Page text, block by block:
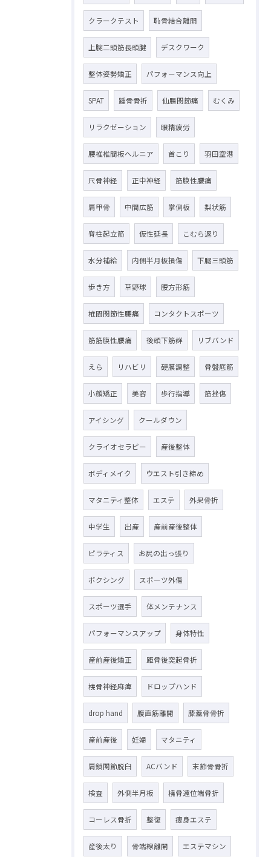
クラークテスト 恥骨結合離開
上腕二頭筋長頭腱 デスクワーク
整体姿勢矯正 パフォーマンス向上
SPAT 踵骨骨折 仙腸関節痛 むくみ
リラクゼーション 眼精疲労
腰椎椎間板ヘルニア 首こり 羽田空港
尺骨神経 正中神経 筋膜性腰痛
肩甲骨 中間広筋 掌側板 梨状筋
脊柱起立筋 仮性延長 こむら返り
水分補給 内側半月板損傷 下腿三頭筋
歩き方 草野球 腰方形筋
椎間関節性腰痛 コンタクトスポーツ
筋筋膜性腰痛 後頭下筋群 リブバンド
えら リハビリ 硬膜調整 骨盤底筋
小顔矯正 美容 歩行指導 筋挫傷
アイシング クールダウン
クライオセラピー 産後整体
ボディメイク ウエスト引き締め
マタニティ整体 エステ 外果骨折
中学生 出産 産前産後整体
ピラティス お尻の出っ張り
ボクシング スポーツ外傷
スポーツ選手 体メンテナンス
パフォーマンスアップ 身体特性
産前産後矯正 距骨後突起骨折
橈骨神経麻痺 ドロップハンド
drop hand 腹直筋離開 膝蓋骨骨折
産前産後 妊婦 マタニティ
肩鎖関節脱臼 ACバンド 末節骨骨折
検査 外側半月板 橈骨遠位端骨折
コーレス骨折 整復 痩身エステ
産後太り 骨端線離開 エステマシン